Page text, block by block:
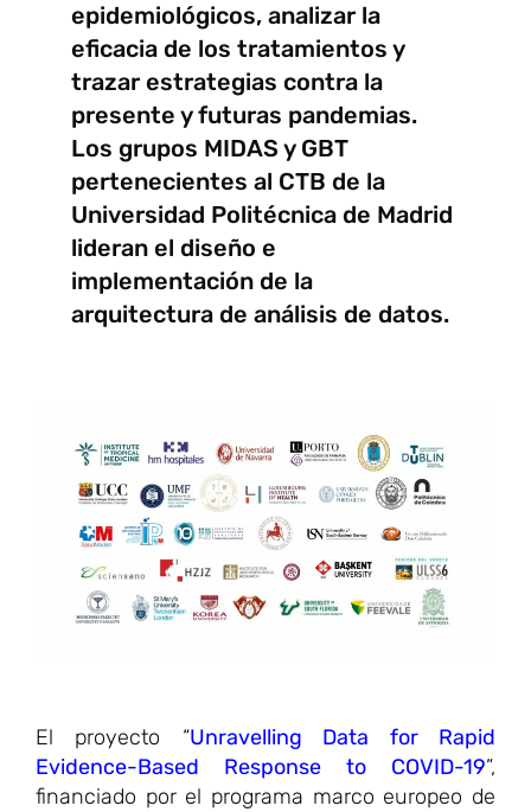
epidemiológicos, analizar la
eficacia de los tratamientos y
trazar estrategias contra la
presente y futuras pandemias.
Los grupos MIDAS y GBT
pertenecientes al CTB de la
Universidad Politécnica de Madrid
lideran el diseño e
implementación de la
arquitectura de análisis de datos.
El proyecto “Unravelling Data for Rapid
Evidence-Based Response to COVID-19”,
financiado por el programa marco europeo de